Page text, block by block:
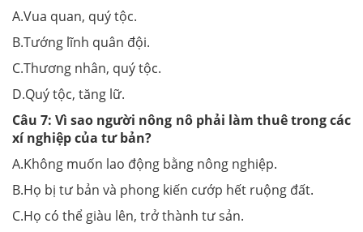
A.Vua quan, quý tộc.
B.Tướng lĩnh quân đội.
C.Thương nhân, quý tộc.
D.Quý tộc, tăng lữ.
Câu 7:Vì sao người nông nô phải làm thuê trong các
xí nghiệp của tư bản?
A.Không muốn lao động bằng nông nghiệp.
B.Họ bị tư bản và phong kiến cướp hết ruộng đất.
C.Họ có thể giàu lên, trở thành tư sản.